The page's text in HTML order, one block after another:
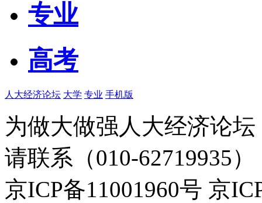
专业
高考
人大经济论坛 大学 专业 手机版
为做大做强人大经济论
请联系（010-62719935）
京ICP备11001960号 京